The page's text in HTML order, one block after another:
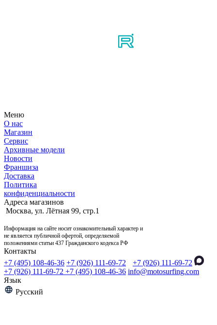
Меню
О нас
Магазин
Сервис
Архивные модели
Новости
Франшиза
Доставка
Политика
конфиденциальности
Адреса магазинов
Москва, ул. Лётная 99, стр.1
Информация на сайте носит ознакомительный характер и
не является публичной офертой, определяемой
положениями статьи 437 Гражданского кодекса РФ
Контакты
+7 (495) 108-46-36 +7 (926) 111-69-72
+7 (926) 111-69-72
+7 (926) 111-69-72 +7 (495) 108-46-36 info@motosurfing.com
Язык
Русский